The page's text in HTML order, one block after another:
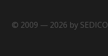
© 2009 — 2026 by